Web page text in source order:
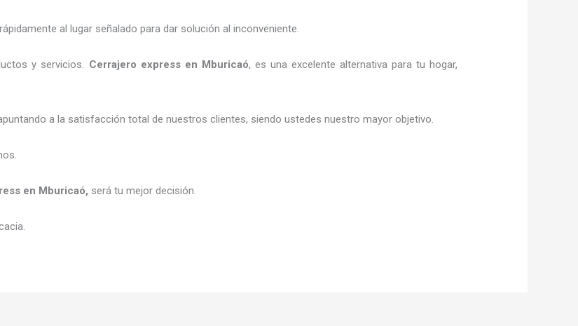
al lugar señalado para dar solución al inconveniente.
y servicios. Cerrajero express en Mburicaó, es una excelente alternativa para tu hogar,
a la satisfacción total de nuestros clientes, siendo ustedes nuestro mayor objetivo.
en Mburicaó, será tu mejor decisión.